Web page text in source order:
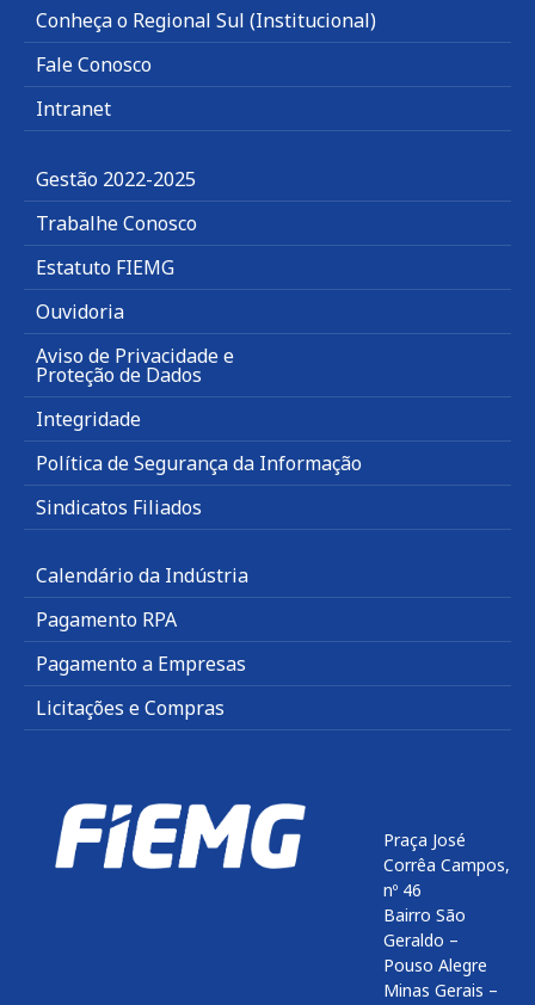
Conheça o Regional Sul (Institucional)
Fale Conosco
Intranet
Gestão 2022-2025
Trabalhe Conosco
Estatuto FIEMG
Ouvidoria
Aviso de Privacidade e
Proteção de Dados
Integridade
Política de Segurança da Informação
Sindicatos Filiados
Calendário da Indústria
Pagamento RPA
Pagamento a Empresas
Licitações e Compras
Praça José
Corrêa Campos,
nº 46
Bairro São
Geraldo –
Pouso Alegre
Minas Gerais –